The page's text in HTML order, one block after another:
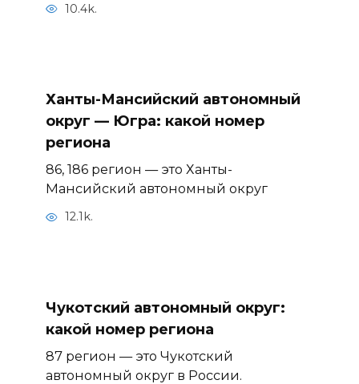
10.4k.
Ханты-Мансийский автономный
округ — Югра: какой номер
региона
86, 186 регион — это Ханты-
Мансийский автономный округ
12.1k.
Чукотский автономный округ:
какой номер региона
87 регион — это Чукотский
автономный округ в России.